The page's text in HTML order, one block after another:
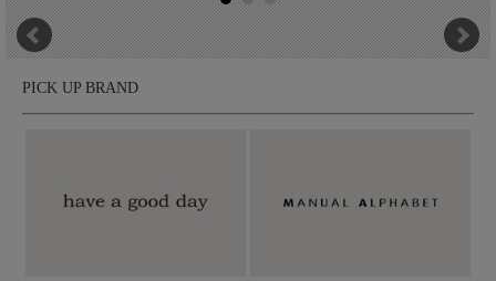
PICK UP BRAND